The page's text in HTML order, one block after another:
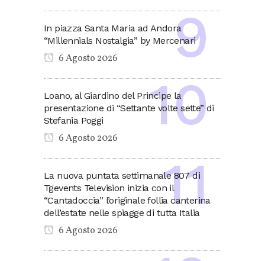
In piazza Santa Maria ad Andora
“Millennials Nostalgia” by Mercenari
6 Agosto 2026
Loano, al Giardino del Principe la
presentazione di “Settante volte sette” di
Stefania Poggi
6 Agosto 2026
La nuova puntata settimanale 807 di
Tgevents Television inizia con il
“Cantadoccia” l’originale follia canterina
dell’estate nelle spiagge di tutta Italia
6 Agosto 2026